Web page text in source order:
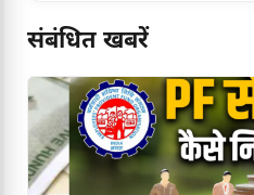
संबंधित खबरें